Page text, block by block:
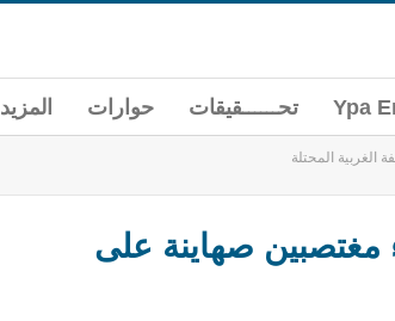
Ypa تحــــــقيقات حوارات المزيد
الغربية المحتلة
مغتصبين صهاينة على